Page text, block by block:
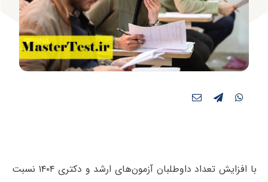
با افزایش تعداد داوطلبان آزمون‌های ارشد و دکتری ۱۴۰۴ نسبت